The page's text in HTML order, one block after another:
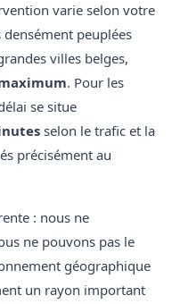
varie selon votre
peuplées
villes belges,
. Pour les
se situe
selon le trafic et la
précisément au
: nous ne
ne pouvons pas le
géographique
un rayon important